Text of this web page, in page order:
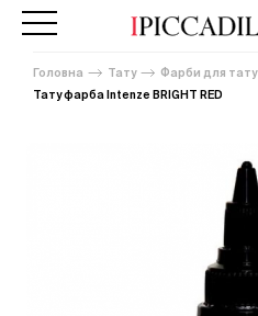
Головна Тату Фарби для тату
Тату фарба Intenze BRIGHT RED